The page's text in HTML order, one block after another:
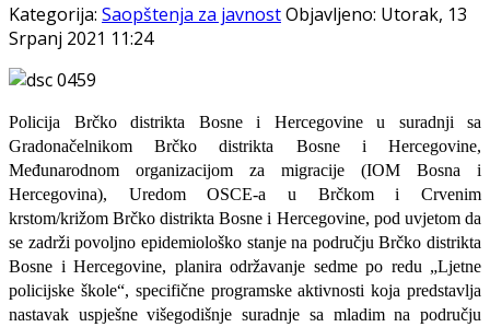
Kategorija: Saopštenja za javnostObjavljeno: Utorak, 13
Srpanj 2021 11:24
Policija Brčko distrikta Bosne i Hercegovine u suradnji sa
GradonačelnikomBrčko distrikta Bosne i Hercegovine,
Međunarodnom organizacijom za migracije (IOM Bosna i
Hercegovina), UredomOSCE-a u Brčkom iCrvenim
krstom/križom Brčko distrikta Bosne i Hercegovine, pod uvjetom da
se zadrži povoljno epidemiološko stanje na području Brčko distrikta
Bosne i Hercegovine, planira održavanje sedme po redu „Ljetne
policijske škole“, specifične programske aktivnosti koja predstavlja
nastavak uspješne višegodišnje suradnje sa mladim na području